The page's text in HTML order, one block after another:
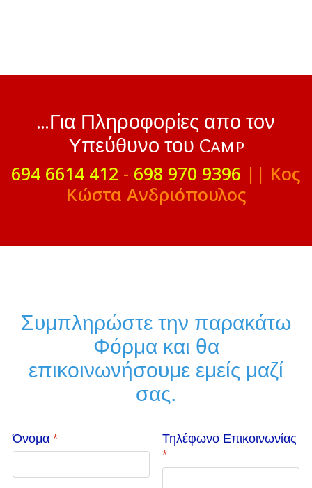
...Για Πληροφορίες απο τον
Υπεύθυνο του Camp
694 6614 412 - 698 970 9396 || Κος
Κώστα Ανδριόπουλος
Συμπληρώστε την παρακάτω
Φόρμα και θα
επικοινωνήσουμε εμείς μαζί
σας.
Όνομα *
Τηλέφωνο Επικοινωνίας
*